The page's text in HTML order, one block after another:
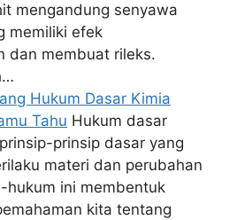
mengandung senyawa
memiliki efek
dan membuat rileks.
Hukum Dasar Kimia
Tahu Hukum dasar
prinsip dasar yang
materi dan perubahan
hukum ini membentuk
kita tentang